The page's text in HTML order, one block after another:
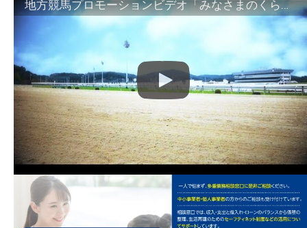
地方競馬プロモーションビデオ「みなさまのくらしのために」30秒篇｜NAR公式